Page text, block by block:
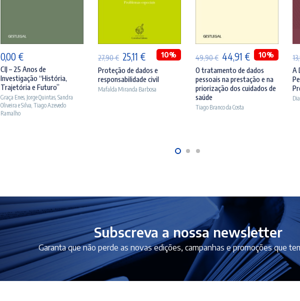
0,00 €
CIJ – 25 Anos de
Investigação “História,
Trajetória e Futuro”
Graça Enes, Jorge Quintas, Sandra
Oliveira e Silva, Tiago Azevedo
Ramalho
27,90€ O
preço
original
25,11 €O
preço
atual
10%
Proteção de dados e
responsabilidade civil
Mafalda Miranda Barbosa
49,90€ O
preço
original
49,90 €.
44,91 €O
preço
atual
10%
O tratamento de dados
pessoais na prestação e na
priorização dos cuidados de
saúde
Tiago Branco da Costa
A
Subscreva a nossa newsletter
Garanta que não perde as novas edições, campanhas e promoções que